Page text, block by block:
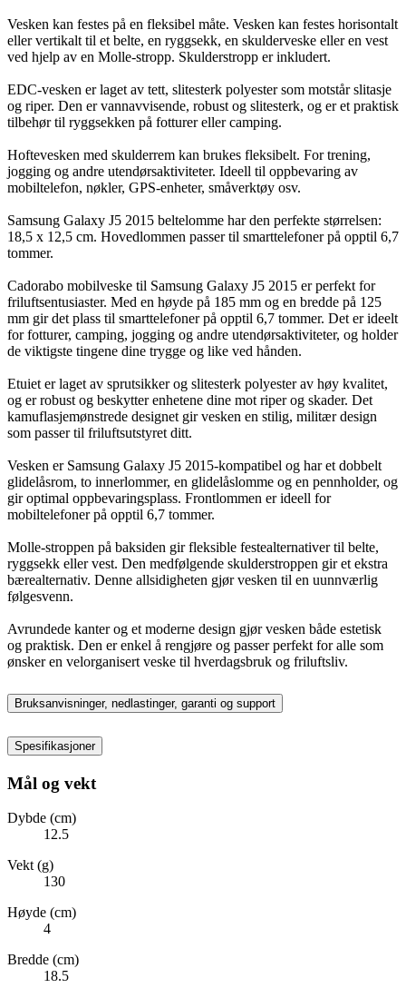
Vesken kan festes på en fleksibel måte. Vesken kan festes horisontalt
eller vertikalt til et belte, en ryggsekk, en skulderveske eller en vest
ved hjelp av en Molle-stropp. Skulderstropp er inkludert.
EDC-vesken er laget av tett, slitesterk polyester som motstår slitasje
og riper. Den er vannavvisende, robust og slitesterk, og er et praktisk
tilbehør til ryggsekken på fotturer eller camping.
Hoftevesken med skulderrem kan brukes fleksibelt. For trening,
jogging og andre utendørsaktiviteter. Ideell til oppbevaring av
mobiltelefon, nøkler, GPS-enheter, småverktøy osv.
Samsung Galaxy J5 2015 beltelomme har den perfekte størrelsen:
18,5 x 12,5 cm. Hovedlommen passer til smarttelefoner på opptil 6,7
tommer.
Cadorabo mobilveske til Samsung Galaxy J5 2015 er perfekt for
friluftsentusiaster. Med en høyde på 185 mm og en bredde på 125
mm gir det plass til smarttelefoner på opptil 6,7 tommer. Det er ideelt
for fotturer, camping, jogging og andre utendørsaktiviteter, og holder
de viktigste tingene dine trygge og like ved hånden.
Etuiet er laget av sprutsikker og slitesterk polyester av høy kvalitet,
og er robust og beskytter enhetene dine mot riper og skader. Det
kamuflasjemønstrede designet gir vesken en stilig, militær design
som passer til friluftsutstyret ditt.
Vesken er Samsung Galaxy J5 2015-kompatibel og har et dobbelt
glidelåsrom, to innerlommer, en glidelåslomme og en pennholder, og
gir optimal oppbevaringsplass. Frontlommen er ideell for
mobiltelefoner på opptil 6,7 tommer.
Molle-stroppen på baksiden gir fleksible festealternativer til belte,
ryggsekk eller vest. Den medfølgende skulderstroppen gir et ekstra
bærealternativ. Denne allsidigheten gjør vesken til en uunnværlig
følgesvenn.
Avrundede kanter og et moderne design gjør vesken både estetisk
og praktisk. Den er enkel å rengjøre og passer perfekt for alle som
ønsker en velorganisert veske til hverdagsbruk og friluftsliv.
Bruksanvisninger, nedlastinger, garanti og support
Spesifikasjoner
Mål og vekt
Dybde (cm)
12.5
Vekt (g)
130
Høyde (cm)
4
Bredde (cm)
18.5